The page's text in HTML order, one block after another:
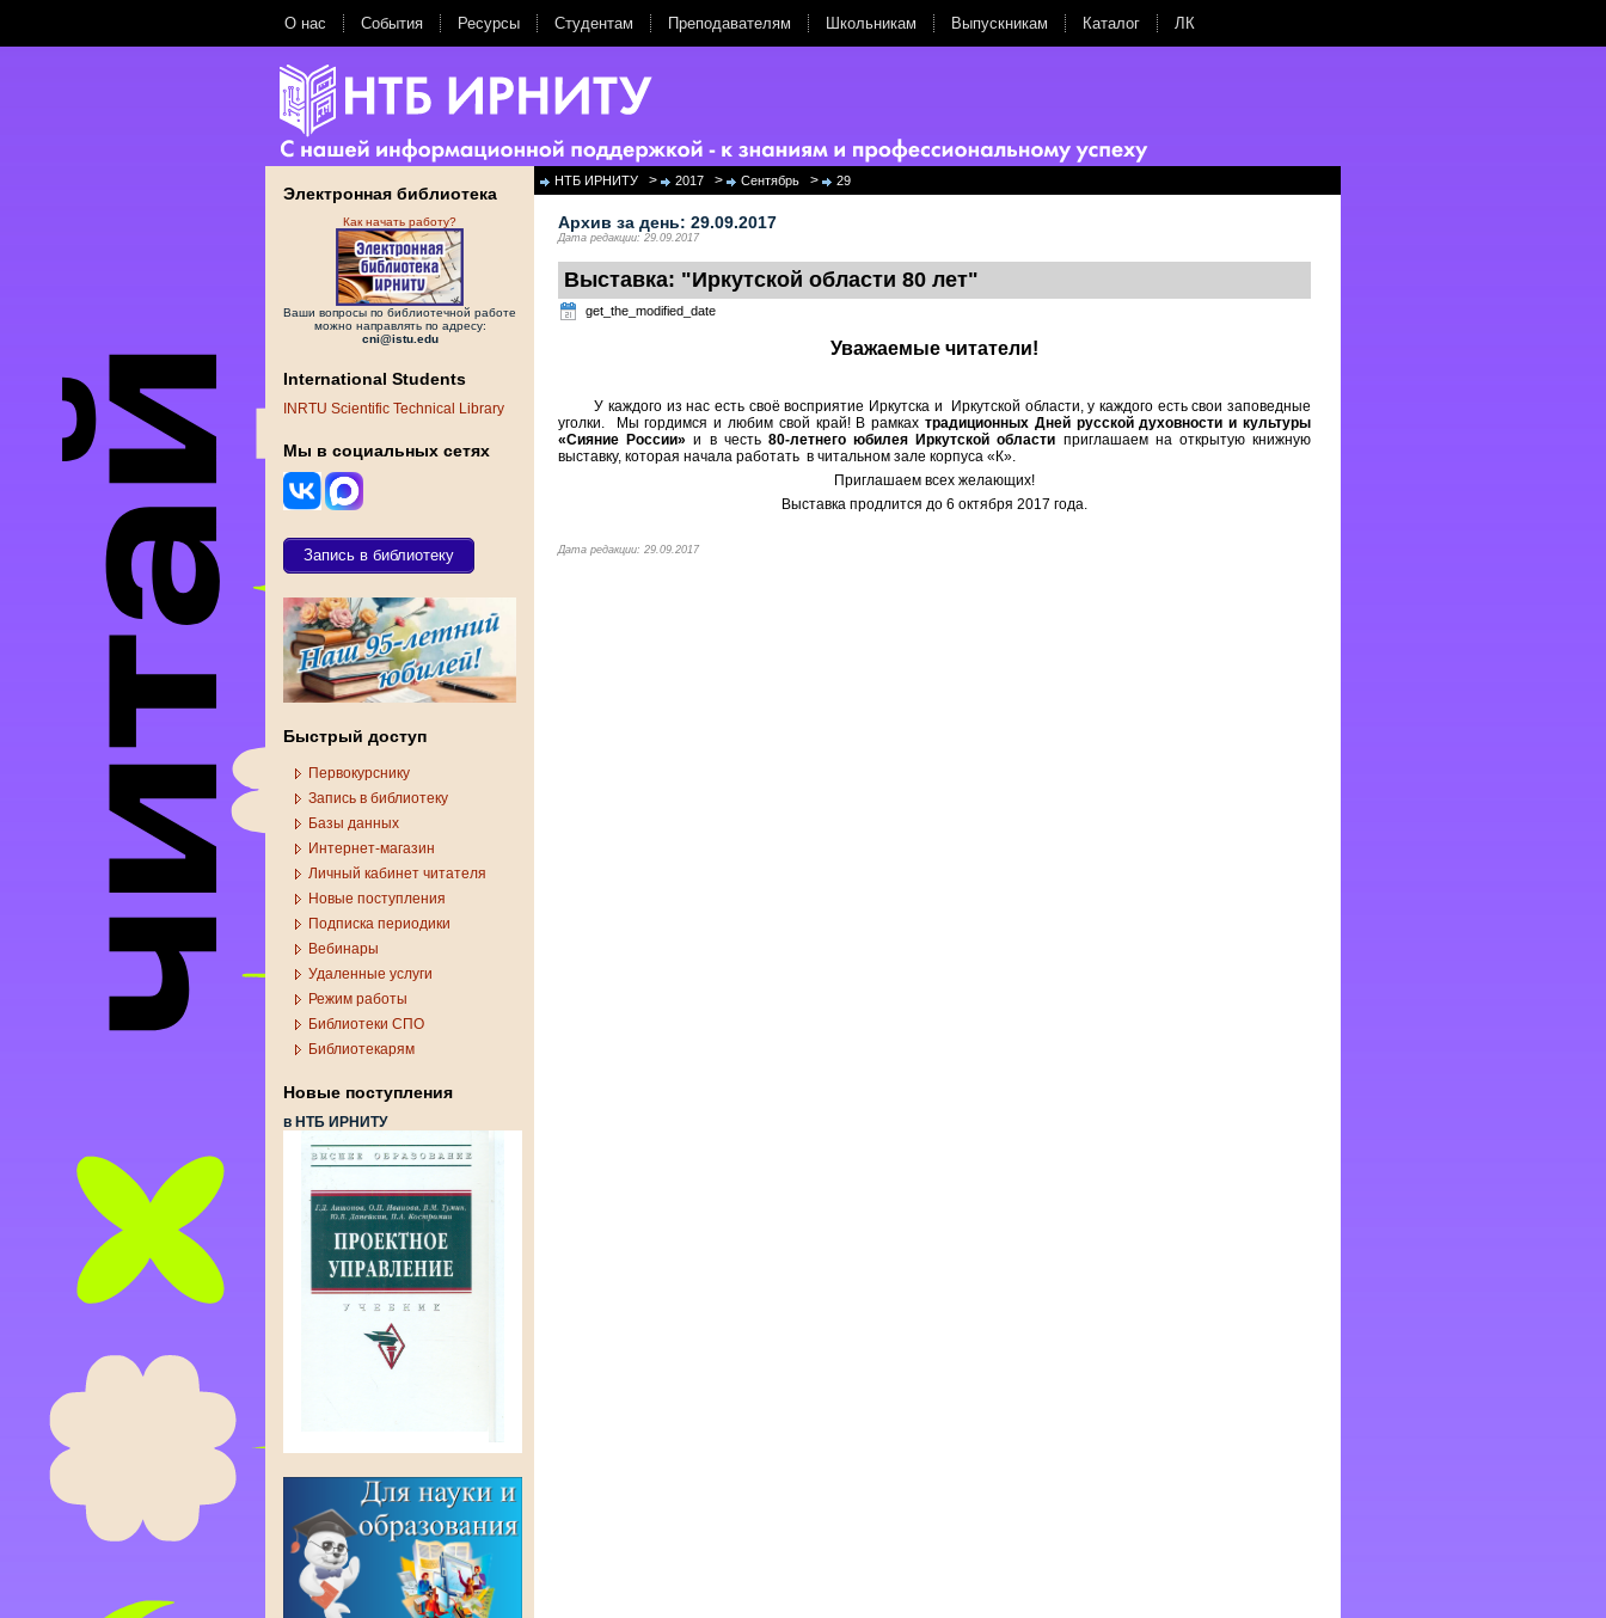
О нас События Ресурсы Студентам Преподавателям Школьникам Выпускникам Каталог ЛК
Электронная библиотека
Как начать работу?
Ваши вопросы по библиотечной работе
можно направлять по адресу:
cni@istu.edu
International Students
INRTU Scientific Technical Library
Мы в социальных сетях
Запись в библиотеку
Быстрый доступ
Первокурснику
Запись в библиотеку
Базы данных
Интернет-магазин
Личный кабинет читателя
Новые поступления
Подписка периодики
Вебинары
Удаленные услуги
Режим работы
Библиотеки СПО
Библиотекарям
Новые поступления
в НТБ ИРНИТУ
НТБ ИРНИТУ > 2017 > Сентябрь > 29
Архив за день: 29.09.2017
Дата редакции: 29.09.2017
Выставка: "Иркутской области 80 лет"
get_the_modified_date
Уважаемые читатели!
У каждого из нас есть своё восприятие Иркутска и Иркутской области, у каждого есть свои заповедные
уголки. Мы гордимся и любим свой край! В рамках традиционных Дней русской духовности и культуры
«Сияние России» и в честь 80-летнего юбилея Иркутской области приглашаем на открытую книжную
выставку, которая начала работать в читальном зале корпуса «К».
Приглашаем всех желающих!
Выставка продлится до 6 октября 2017 года.
Дата редакции: 29.09.2017